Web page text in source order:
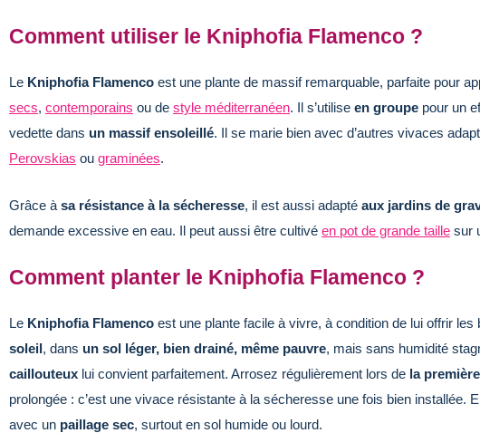
Comment utiliser le Kniphofia Flamenco ?
Le Kniphofia Flamenco est une plante de massif remarquable, parfaite pour
secs, contemporains ou de style méditerranéen. Il s’utilise en groupe pour un
vedette dans un massif ensoleillé. Il se marie bien avec d’autres vivaces
Perovskias ou graminées.
Grâce à sa résistance à la sécheresse, il est aussi adapté aux jardins de
demande excessive en eau. Il peut aussi être cultivé en pot de grande taille sur
Comment planter le Kniphofia Flamenco ?
Le Kniphofia Flamenco est une plante facile à vivre, à condition de lui offrir
soleil, dans un sol léger, bien drainé, même pauvre, mais sans humidité
caillouteux lui convient parfaitement. Arrosez régulièrement lors de la
prolongée : c’est une vivace résistante à la sécheresse une fois bien installée.
avec un paillage sec, surtout en sol humide ou lourd.